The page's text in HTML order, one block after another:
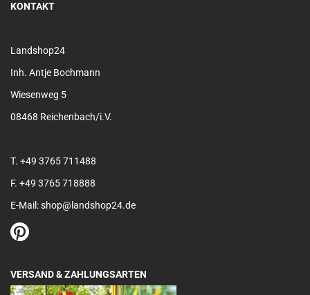
KONTAKT
Landshop24
Inh. Antje Bochmann
Wiesenweg 5
08468 Reichenbach/i.V.
T. +49 3765 711488
F. +49 3765 718888
E-Mail: shop@landshop24.de
VERSAND & ZAHLUNGSARTEN